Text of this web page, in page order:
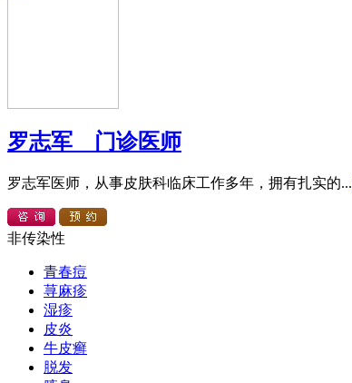
罗志军 门诊医师
罗志军医师，从事皮肤科临床工作多年，拥有扎实的...
非传染性
青春痘
荨麻疹
湿疹
皮炎
牛皮癣
脱发